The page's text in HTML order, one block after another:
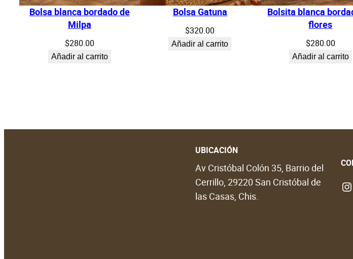
l
a
a
i
d
Bolsa blanca bordado de
Milpa
$280.00
Añadir al carrito
Bolsa Gatuna
$320.00
Añadir al carrito
Bolsita blanca
flores
$280.00
Añadir al carrito
UBICACIÓN
Av Cristóbal Colón 35, Barrio del
Cerrillo, 29220 San Cristóbal de
las Casas, Chis.
Instagram